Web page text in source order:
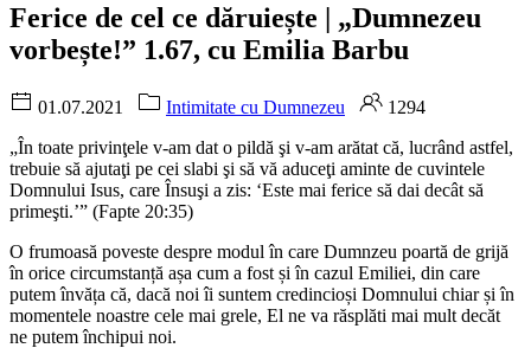
Ferice de cel ce dăruiește | „Dumnezeu
vorbește!” 1.67, cu Emilia Barbu
01.07.2021 Intimitate cu Dumnezeu
1294
„În toate privinţele v-am dat o pildă şi v-am arătat că, lucrând astfel,
trebuie să ajutaţi pe cei slabi şi să vă aduceţi aminte de cuvintele
Domnului Isus, care Însuşi a zis: ‘Este mai ferice să dai decât să
primeşti.’” (Fapte 20:35)
O frumoasă poveste despre modul în care Dumnzeu poartă de grijă
în orice circumstanță așa cum a fost și în cazul Emiliei, din care
putem învăța că, dacă noi îi suntem credincioși Domnului chiar și în
momentele noastre cele mai grele, El ne va răsplăti mai mult decăt
ne putem închipui noi.